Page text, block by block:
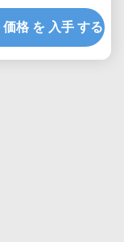
られる終わり
価格 を 入手 する